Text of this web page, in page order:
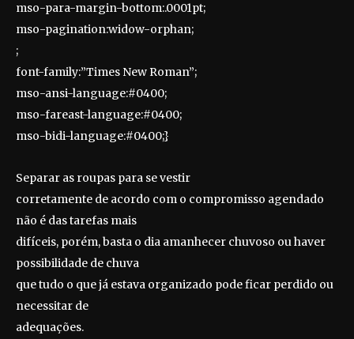
mso-para-margin-bottom:.0001pt;
mso-pagination:widow-orphan;
;
font-family:”Times New Roman”;
mso-ansi-language:#0400;
mso-fareast-language:#0400;
mso-bidi-language:#0400;}
Separar as roupas para se vestir
corretamente de acordo com o compromisso agendado
não é das tarefas mais
difíceis, porém, basta o dia amanhecer chuvoso ou haver
possibilidade de chuva
que tudo o que já estava organizado pode ficar perdido ou
necessitar de
adequações.